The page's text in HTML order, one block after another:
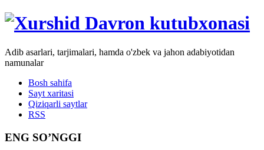
Adib asarlari, tarjimalari, hamda o'zbek va jahon adabiyotidan
namunalar
Bosh sahifa
Sayt xaritasi
Qiziqarli saytlar
RSS
ENG SO’NGGI